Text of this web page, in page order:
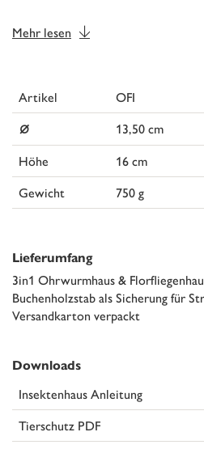
Mehr lesen
Artikel OFI
⌀
13,50 cm
Höhe
16 cm
Gewicht
750 g
Lieferumfang
3in1 Ohrwurmhaus &
Buchenholzstab als Sicherung für
Versandkarton verpackt
Downloads
Insektenhaus Anleitung
Tierschutz PDF